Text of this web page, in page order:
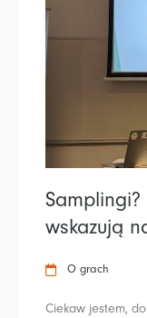
wskazują
O grach
Ciekaw jestem,